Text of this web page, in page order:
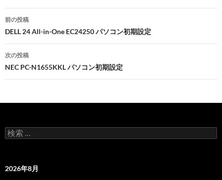
投
稿
ナ
ゲ
シ
ン
前の投稿
DELL 24 All-in-One EC24250 パソコン初期設定
次の投稿
NEC PC-N1655KKL パソコン初期設定
検
索
2026年8月